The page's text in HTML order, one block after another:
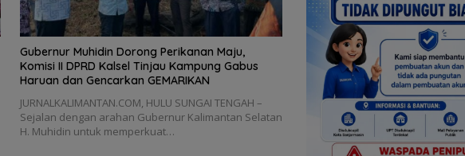
Gubernur Muhidin Dorong Perikanan Maju,
Komisi II DPRD Kalsel Tinjau Kampung Gabus
Haruan dan Gencarkan GEMARIKAN
JURNALKALIMANTAN.COM, HULU SUNGAI TENGAH –
Sejalan dengan arahan Gubernur Kalimantan Selatan
H. Muhidin untuk memperkuat…